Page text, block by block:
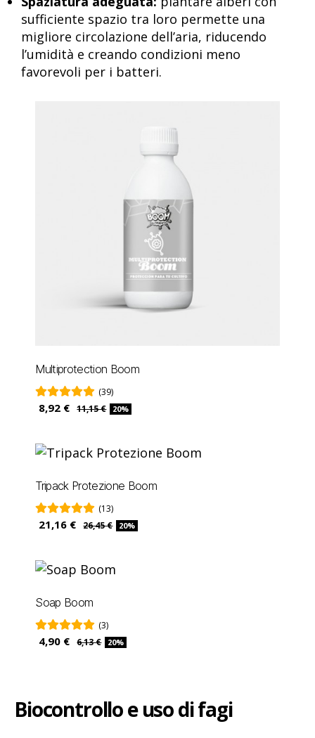
sufficiente spazio tra loro permette una
migliore circolazione dell’aria, riducendo
l’umidità e creando condizioni meno
favorevoli per i batteri.
Multiprotection Boom
(39)
8,92 € 11,15 € 20%
Tripack Protezione Boom
(13)
21,16 € 26,45 € 20%
Soap Boom
(3)
4,90 € 6,13 € 20%
Biocontrollo e uso di fagi